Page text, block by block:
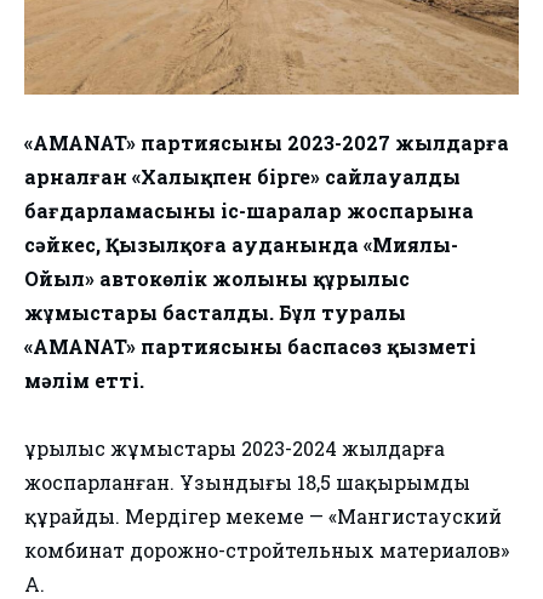
«AMANAT» партиясының 2023-2027 жылдарға
арналған «Халықпен бірге» сайлауалды
бағдарламасының іс-шаралар жоспарына
сәйкес, Қызылқоға ауданында «Миялы-
Ойыл» автокөлік жолының құрылыс
жұмыстары басталды. Бұл туралы
«AMANAT» партиясының баспасөз қызметі
мәлім етті.
Құрылыс жұмыстары 2023-2024 жылдарға
жоспарланған. Ұзындығы 18,5 шақырымды
құрайды. Мердігер мекеме — «Мангистауский
комбинат дорожно-стройтельных материалов»
АҚ.